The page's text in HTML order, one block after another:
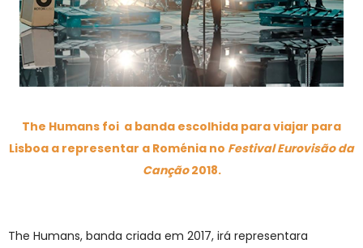
The Humans foi a banda escolhida para viajar para
Lisboa a representar a Roménia no Festival Eurovisão da
Canção2018.
The Humans, banda criada em 2017, irá representara